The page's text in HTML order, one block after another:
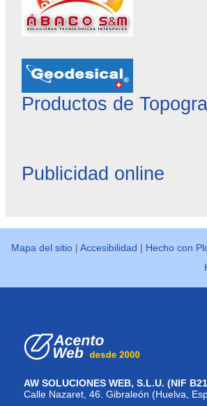
Productos de
Publicidad online
Mapa del sitio |Accesibilidad | Hecho con
AW SOLUCIONES WEB, S.L.U. (NIF
Calle Nazaret, 46. Gibraleón (Huelva,